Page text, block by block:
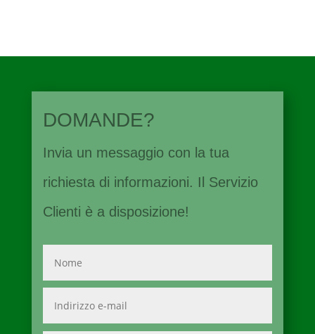
DOMANDE?
Invia un messaggio con la tua
richiesta di informazioni. Il Servizio
Clienti è a disposizione!